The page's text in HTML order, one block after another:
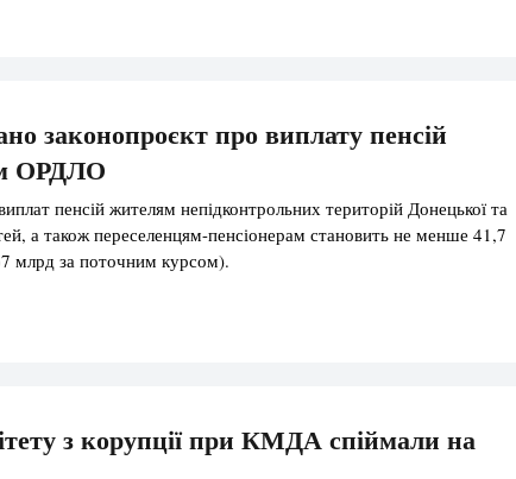
законопроєкт про виплату пенсій
ОРДЛО
пенсій жителям непідконтрольних територій Донецької та
а також переселенцям-пенсіонерам становить не менше 41,7
млрд за поточним курсом).
з корупції при КМДА спіймали на